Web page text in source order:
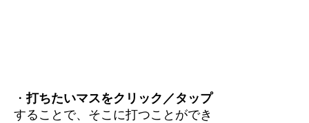
・打ちたいマスをクリック／タップ
することで、そこに打つことができ